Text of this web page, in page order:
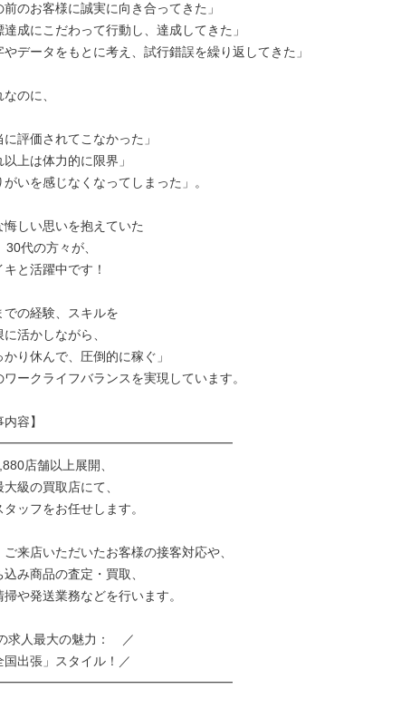
前のお客様に誠実に向き合ってきた」
達成にこだわって行動し、達成してきた」
やデータをもとに考え、試行錯誤を繰り返してきた」
のに、
に評価されてこなかった」
以上は体力的に限界」
がいを感じなくなってしまった」。
悔しい思いを抱えていた
30代の方々が、
キと活躍中です！
での経験、スキルを
活かしながら、
かり休んで、圧倒的に稼ぐ」
ワークライフバランスを実現しています。
内容】
店舗以上展開、
級の買取店にて、
タッフをお任せします。
ご来店いただいたお客様の接客対応や、
込み商品の査定・買取、
掃や発送業務などを行います。
求人最大の魅力：　／
国出張」スタイル！／